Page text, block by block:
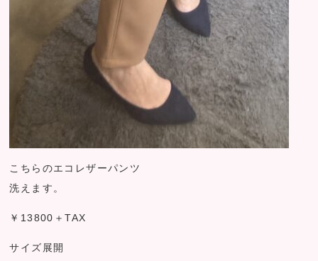
こちらのエコレザーパンツ
洗えます。
￥13800＋TAX
サイズ展開